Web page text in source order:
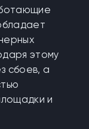
этому
сбоев, а
и